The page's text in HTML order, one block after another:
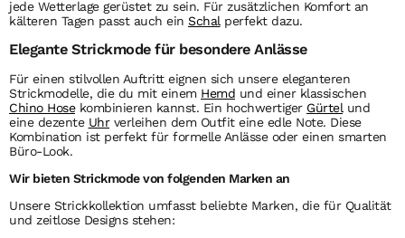
jede Wetterlage gerüstet zu sein. Für zusätzlichen Komfort an
kälteren Tagen passt auch ein Schal perfekt dazu.
Elegante Strickmode für besondere Anlässe
Für einen stilvollen Auftritt eignen sich unsere eleganteren
Strickmodelle, die du mit einem Hemd und einer klassischen
Chino Hosekombinieren kannst. Ein hochwertiger Gürtel und
eine dezente Uhrverleihen dem Outfit eine edle Note. Diese
Kombination ist perfekt für formelle Anlässe oder einen smarten
Büro-Look.
Wir bieten Strickmode von folgenden Marken an
Unsere Strickkollektion umfasst beliebte Marken, die für Qualität
und zeitlose Designs stehen: